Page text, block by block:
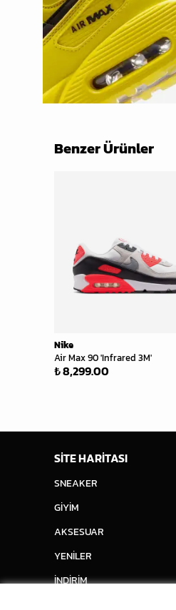
Benzer Ürünler
Nike
Air Max 90 'Infrared 3M'
₺ 8,299.00
SİTE HARİTASI
SNEAKER
GİYİM
AKSESUAR
YENİLER
İNDİRİM